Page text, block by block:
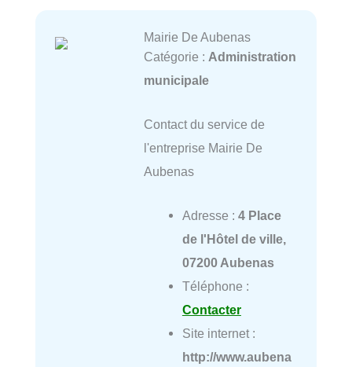
Mairie De Aubenas
Catégorie : Administration
municipale
Contact du service de
l'entreprise Mairie De
Aubenas
Adresse : 4 Place
de l'Hôtel de ville,
07200 Aubenas
Téléphone :
Contacter
Site internet :
http://www.aubena